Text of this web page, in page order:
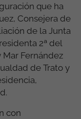
que ha
Consejera de
de la Junta
2ª del
Mar Fernández
de Trato y
con